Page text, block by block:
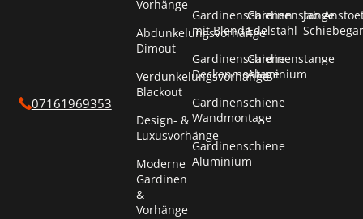
07161969353
Vorhänge
Abdunkelungsvorhänge
Dimout
Verdunkelungsvorhänge
Blackout
Design- &
Luxusvorhänge
Moderne
Gardinen
&
Vorhänge
Gardinenschienen
mit Blende
Gardinenschiene
Deckenmontage
Gardinenschiene
Wandmontage
Gardinenschiene
Aluminium
Gardinenstange
Edelstahl
Gardinenstange
Aluminium
Jab